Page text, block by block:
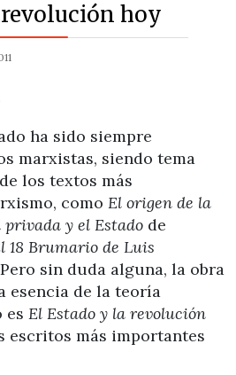
hoy
ha sido siempre
marxistas, siendo tema
los textos más
como El origen de la
y el Estado de
18 Brumario de Luis
sin duda alguna, la obra
esencia de la teoría
es El Estado y la revolución
escritos más importantes